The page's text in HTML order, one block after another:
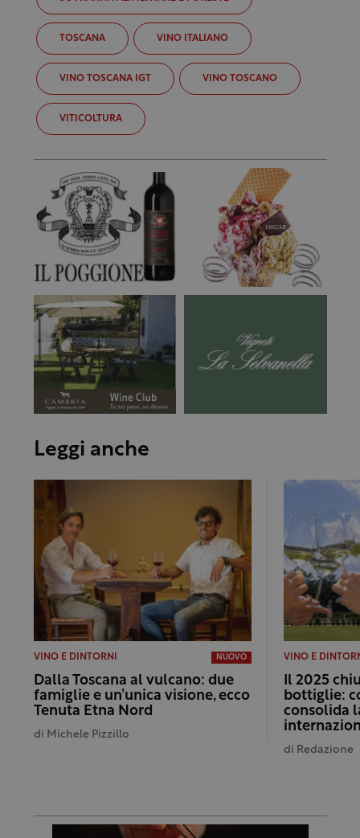
TOSCANA VINO ITALIANO
VINO TOSCANA IGT VINO TOSCANO
VITICOLTURA
Leggi anche
VINO E DINTORNI NUOVO
Dalla Toscana al vulcano: due
famiglie e un’unica visione, ecco
Tenuta Etna Nord
di Michele Pizzillo
VINO E
Il 2025
bottiglie:
consolida
di Redazione